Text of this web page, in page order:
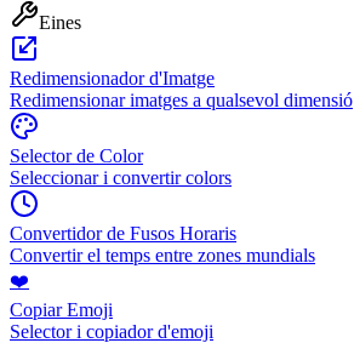
Eines
Redimensionador d'Imatge
Redimensionar imatges a qualsevol dimensió
Selector de Color
Seleccionar i convertir colors
Convertidor de Fusos Horaris
Convertir el temps entre zones mundials
❤️
Copiar Emoji
Selector i copiador d'emoji